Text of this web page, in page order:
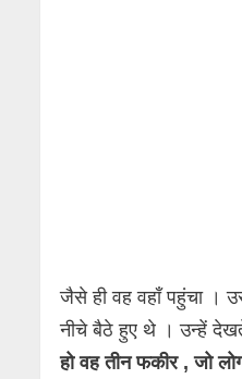
जैसे ही वह वहाँ पहुंचा ।
नीचे बैठे हुए थे । उन्हें
हो वह तीन फकीर , जो